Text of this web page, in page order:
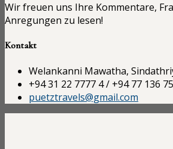
Wir freuen uns Ihre Kommentare,
Anregungen zu lesen!
Kontakt
Welankanni Mawatha,
+94 31 22 7777 4 / +94 77 136
puetztravels@gmail.com